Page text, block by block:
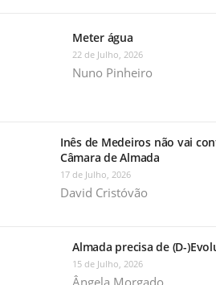
Meter água
22 de Julho, 2026
Nuno Pinheiro
Inês de Medeiros não vai
Câmara de Almada
17 de Julho, 2026
David Cristóvão
Almada precisa de (D-
15 de Julho, 2026
Ângela Morgado